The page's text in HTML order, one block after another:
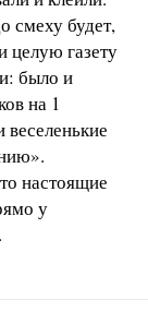
смеху будет,
целую газету
было и
на 1
настоящие
у